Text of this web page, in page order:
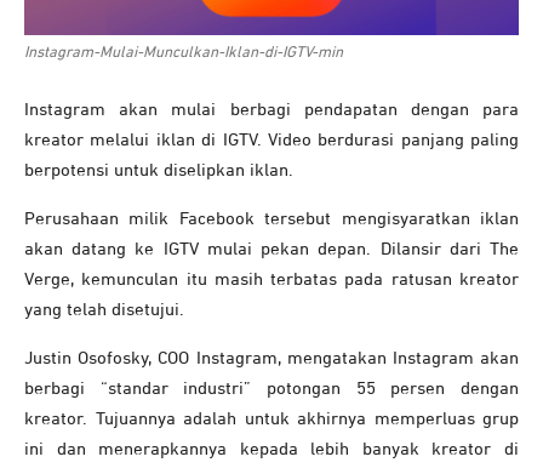
Instagram-Mulai-Munculkan-Iklan-di-IGTV-min
Instagram akan mulai berbagi pendapatan dengan para
kreator melalui iklan di IGTV. Video berdurasi panjang paling
berpotensi untuk diselipkan iklan.
Perusahaan milik Facebook tersebut mengisyaratkan iklan
akan datang ke IGTV mulai pekan depan. Dilansir dari The
Verge, kemunculan itu masih terbatas pada ratusan kreator
yang telah disetujui.
Justin Osofosky, COO Instagram, mengatakan Instagram akan
berbagi “standar industri” potongan 55 persen dengan
kreator. Tujuannya adalah untuk akhirnya memperluas grup
ini dan menerapkannya kepada lebih banyak kreator di